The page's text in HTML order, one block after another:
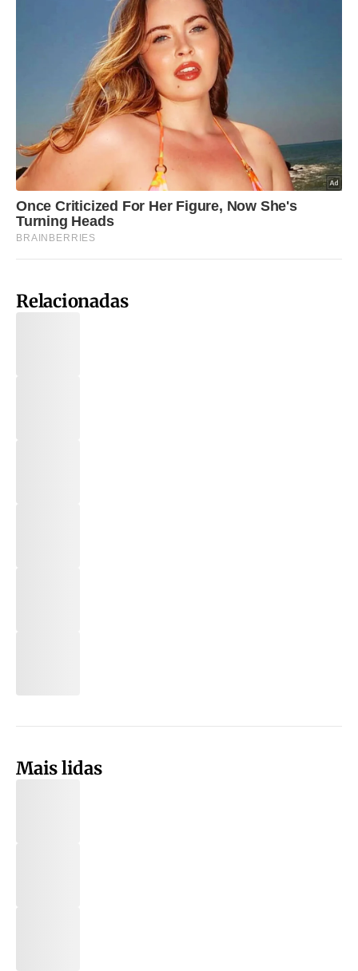
Relacionadas
Mais lidas